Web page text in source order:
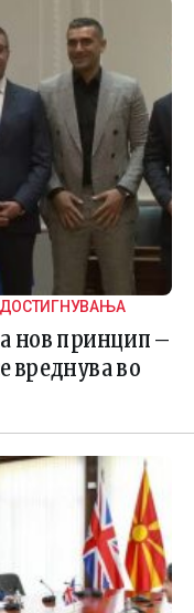
нов принцип –
вреднува во